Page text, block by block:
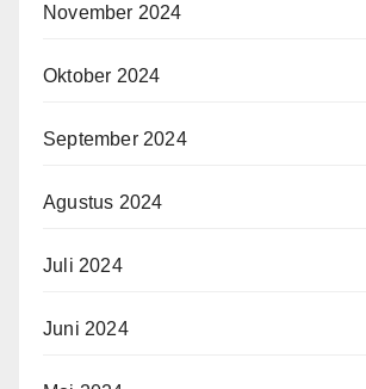
November 2024
Oktober 2024
September 2024
Agustus 2024
Juli 2024
Juni 2024